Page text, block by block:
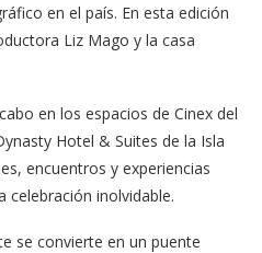
en el país. En esta edición
Liz Mago y la casa
en los espacios de Cinex del
Hotel & Suites de la Isla
encuentros y experiencias
celebración inolvidable.
se convierte en un puente